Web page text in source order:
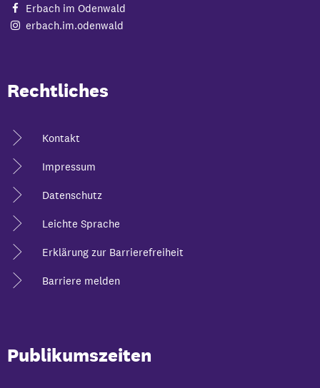
Erbach im Odenwald
erbach.im.odenwald
Rechtliches
Kontakt
Impressum
Datenschutz
Leichte Sprache
Erklärung zur Barrierefreiheit
Barriere melden
Publikumszeiten